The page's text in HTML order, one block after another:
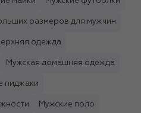
размеров для мужчин
одежда
Мужская домашняя одежда
пиджаки
Мужские поло